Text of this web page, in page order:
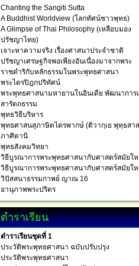
Chanting the Sangiti Sutta
A Buddhist Worldview (โลกทัศน์ชาวพุทธ)
A Glimpse of Thai Philosophy (เหลือบมอง
ปรัชญาไทย)
เจาะหาความจริง เรื่องศาสนาประจำชาติ
ปรัชญาเศรษฐกิจพอเพียงอันเนื่องมาจากพระ
ราชดำริกับหลักธรรมในพระพุทธศาสนา
พระไตรปิฎกปริทัศน์
พระพุทธศาสนามหายานในอินเดีย พัฒนาการ
สารัตถธรรม
พุทธวิธีบริหาร
พุทธศาสนสุภาษิตไตรพากษ์ (ติวากฺเย พุทฺธสา
ภาศิตานิ
พุทธสังคมวิทยา
วิธีบูรณาการพระพุทธศาสนากับศาสตร์สมัยใ
วิธีบูรณาการพระพุทธศาสนากับศาสตร์สมัยใ
วิปัสสนาธรรมกาพย์ ญาณ 16
อานุภาพพระปริตร
ตำราเรียน
ตำราเรียนชุดที่ 1
ประวัติพระพุทธศาสนา ฉบับปรับปรุง
ประวัติพระพุทธศาสนา